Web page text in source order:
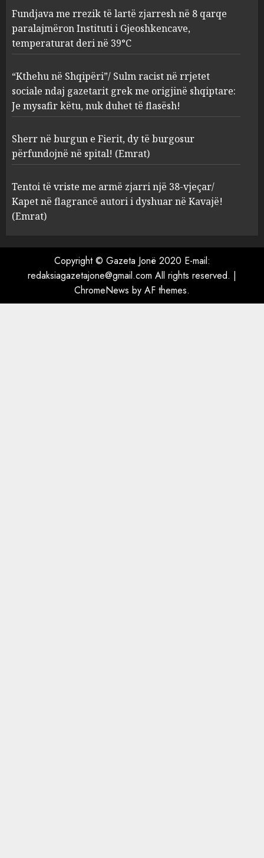
“Kthehu në Shqipëri”/ Sulm
racist në rrjetet sociale ndaj
gazetarit grek me origjinë
shqiptare: Je mysafir këtu,
nuk duhet të flasësh!
AUGUST 8, 2026
burgosur përfundojnë në
spital! (Emrat)
AUGUST 8, 2026
AUGUST 8, 2026
Fundjava me rrezik të lartë zjarresh në 8 qarqe
paralajmëron Instituti i Gjeoshkencave,
temperaturat deri në 39°C
“Kthehu në Shqipëri”/ Sulm racist në rrjetet
sociale ndaj gazetarit grek me origjinë shqiptare:
Je mysafir këtu, nuk duhet të flasësh!
Sherr në burgun e Fierit, dy të burgosur
përfundojnë në spital! (Emrat)
Tentoi të vriste me armë zjarri një 38-vjeçar/
Kapet në flagrancë autori i dyshuar në Kavajë!
(Emrat)
Copyright © Gazeta Jonë 2020 E-mail:
redaksiagazetajone@gmail.com All rights reserved. |
ChromeNews by AF themes.